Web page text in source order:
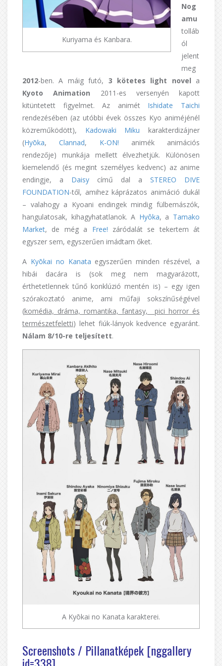
Kuriyama és Kanbara.
Nog
amu
tolláb
ól
jelent
meg
2012-ben. A máig futó, 3 kötetes light novel a
Kyoto Animation 2011-es versenyén kapott
kitüntetett figyelmet. Az animét Ishidate
Taichi
rendezésében (az utóbbi évek összes Kyo animéjénél
közreműködött), Kadowaki Miku karakterdizájner
(Hyōka,Clannad, K-ON! animék animációs
rendezője) munkája mellett élvezhetjük. Különösen
kiemelendő (és megint személyes kedvenc) az anime
endingje, a Daisy című dal a STEREO DIVE
FOUNDATION-től, amihez káprázatos animáció dukál
– valahogy a Kyoani endingek mindig fülbemászók,
hangulatosak, kihagyhatatlanok. A Hyôka, a Tamako
Market, de még a Free! záródalát se tekertem át
egyszer sem, egyszerűen imádtam őket.
A Kyōkai no Kanata egyszerűen minden részével, a
hibái dacára is (sok meg nem magyarázott,
érthetetlennek tűnő konklúzió mentén is) – egy igen
szórakoztató anime, ami műfaji sokszínűségével
(komédia, dráma, romantika, fantasy, pici horror és
természetfeletti) lehet fiúk-lányok kedvence egyaránt.
Nálam 8/10-re teljesített.
A Kyōkai no Kanata karakterei.
Screenshots / Pillanatképek [nggallery